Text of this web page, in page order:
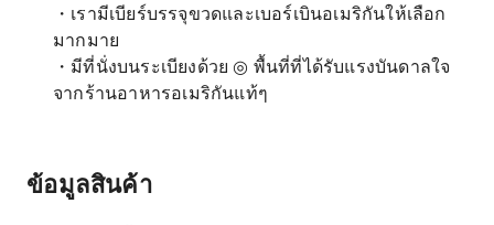
・เรามีเบียร์บรรจุขวดและเบอร์เบินอเมริกันให้เลือก
มากมาย
・มีที่นั่งบนระเบียงด้วย ◎ พื้นที่ที่ได้รับแรงบันดาลใจ
จากร้านอาหารอเมริกันแท้ๆ
ข้อมูลสินค้า